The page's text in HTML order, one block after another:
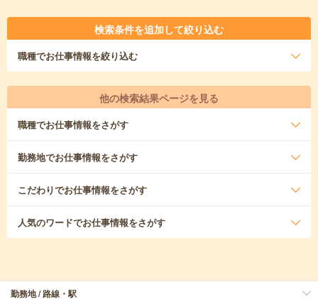
検索条件を追加して絞り込む
職種でお仕事情報を絞り込む
他の検索結果ページを見る
職種でお仕事情報をさがす
勤務地でお仕事情報をさがす
こだわりでお仕事情報をさがす
人気のワードでお仕事情報をさがす
勤務地 / 路線・駅